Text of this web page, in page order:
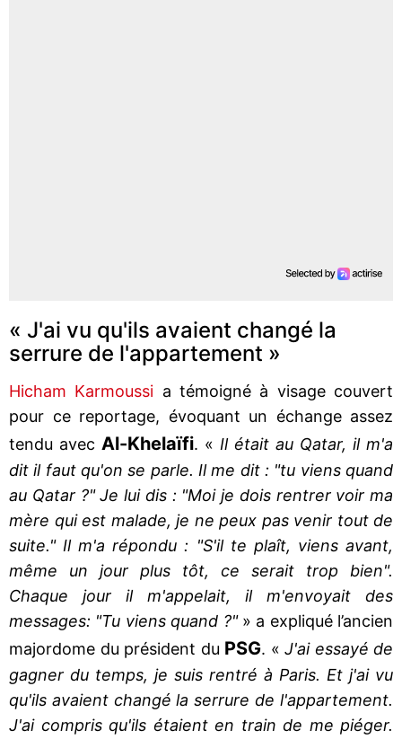
« J'ai vu qu'ils avaient changé la
serrure de l'appartement »
Hicham Karmoussi a témoigné à visage couvert
pour ce reportage, évoquant un échange assez
tendu avec Al-Khelaïfi. « Il était au Qatar, il m'a
dit il faut qu'on se parle. Il me dit : "tu viens quand
au Qatar ?" Je lui dis : "Moi je dois rentrer voir ma
mère qui est malade, je ne peux pas venir tout de
suite." Il m'a répondu : "S'il te plaît, viens avant,
même un jour plus tôt, ce serait trop bien".
Chaque jour il m'appelait, il m'envoyait des
messages: "Tu viens quand ?"» a expliqué l’ancien
majordome du président du PSG. « J'ai essayé de
gagner du temps, je suis rentré à Paris. Et j'ai vu
qu'ils avaient changé la serrure de l'appartement.
J'ai compris qu'ils étaient en train de me piéger.